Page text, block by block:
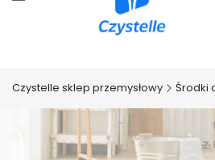
Czystelle sklep przemysłowy Środki